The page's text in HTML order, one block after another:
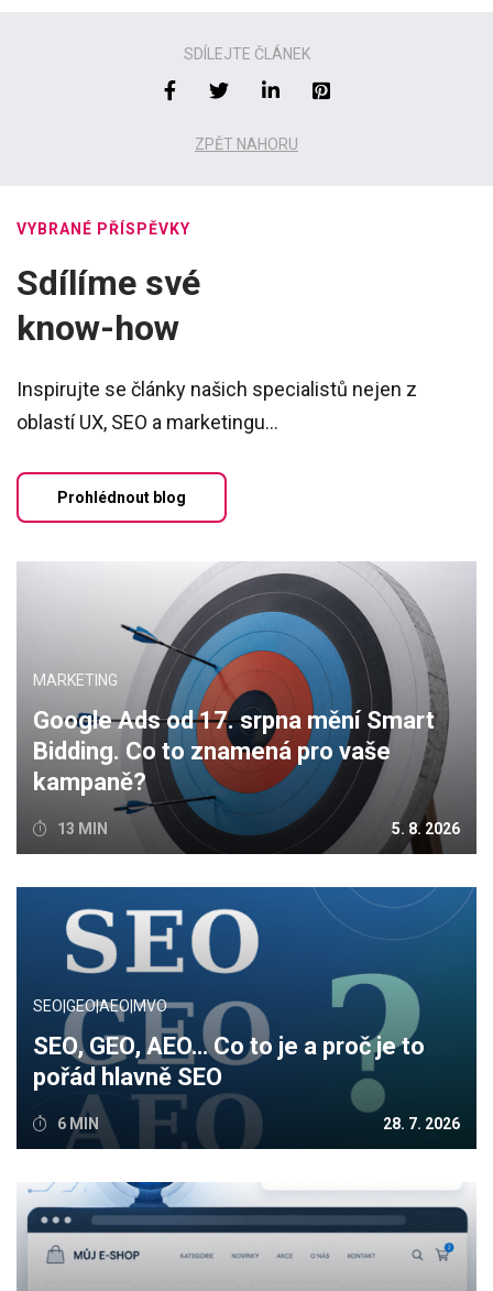
SDÍLEJTE ČLÁNEK
ZPĚT NAHORU
VYBRANÉ PŘÍSPĚVKY
Sdílíme své
know-how
Inspirujte se články našich specialistů nejen z
oblastí UX, SEO a marketingu...
Prohlédnout blog
MARKETING
Google Ads od 17. srpna mění Smart
Bidding. Co to znamená pro vaše
kampaně?
13 MIN 5. 8. 2026
SEO|GEO|AEO|MVO
SEO, GEO, AEO… Co to je a proč je to
pořád hlavně SEO
6 MIN 28. 7. 2026